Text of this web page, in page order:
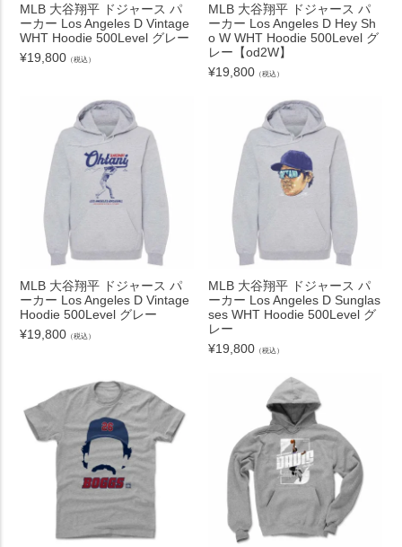
MLB 大谷翔平 ドジャース パ
ーカー Los Angeles D Vintage
WHT Hoodie 500Level グレー
¥19,800 （税込）
MLB 大谷翔平 ドジャース パ
ーカー Los Angeles D Hey Sh
o W WHT Hoodie 500Level グ
レー【od2W】
¥19,800 （税込）
MLB 大谷翔平 ドジャース パ
ーカー Los Angeles D Vintage
Hoodie 500Level グレー
¥19,800 （税込）
MLB 大谷翔平 ドジャース パ
ーカー Los Angeles D Sunglas
ses WHT Hoodie 500Level グ
レー
¥19,800 （税込）